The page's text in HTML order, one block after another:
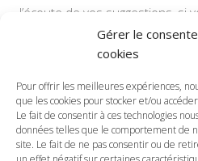
Gérer le
cookies
Pour offrir les meilleures expériences,
que les cookies pour stocker et/ou
Le fait de consentir à ces technologies
données telles que le comportement de
site. Le fait de ne pas consentir ou de
l’écoute de vos suggestions, si
rubriques ou nos
Ce type de communication
annuel, nous le ferons vivre et il
Bonne visite à